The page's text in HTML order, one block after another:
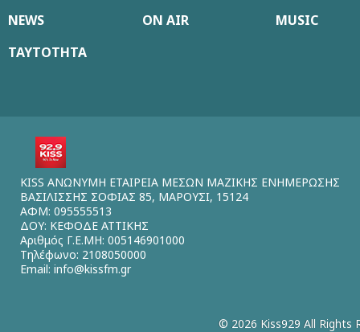
NEWS ON AIR
MUSIC
ΤΑΥΤΟΤΗΤΑ
KISS ΑΝΩΝΥΜΗ ΕΤΑΙΡΕΙΑ ΜΕΣΩΝ ΜΑΖΙΚΗΣ ΕΝΗΜΕΡΩΣΗΣ
ΒΑΣΙΛΙΣΣΗΣ ΣΟΦΙΑΣ 85, ΜΑΡΟΥΣΙ, 15124
ΑΦΜ: 095555513
ΔΟΥ: ΚΕΦΟΔΕ ΑΤΤΙΚΗΣ
Αριθμός Γ.Ε.ΜΗ: 005146901000
Τηλέφωνο: 2108050000
Email: info@kissfm.gr
© 2026 Kiss929 All Rights